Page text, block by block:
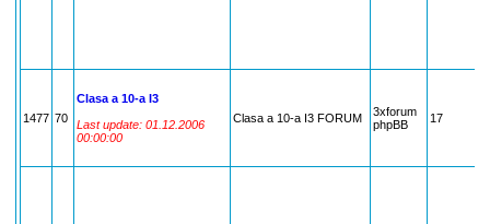
1477 70
Clasa a 10-a I3
Last update: 01.12.2006
00:00:00
Clasa a 10-a I3 FORUM
3xforum
phpBB
17